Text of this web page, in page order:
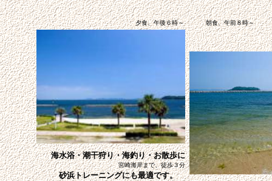
夕食、午後６時～ 朝食、午前８時～
海水浴・潮干狩り・海釣り・お散歩に
宮崎海岸まで、徒歩３分
砂浜トレーニングにも最適です。